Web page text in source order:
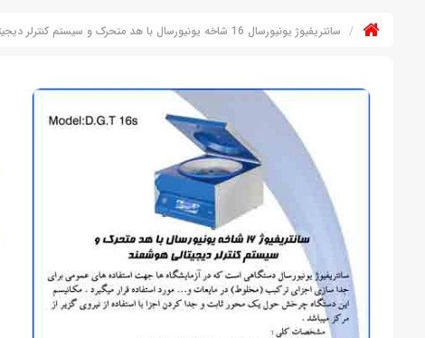
سانتریفیوژ یونیورسال 16 شاخه یونیورسال با هد متحرک و سیستم کنترلر دیجیتالی هوشمند